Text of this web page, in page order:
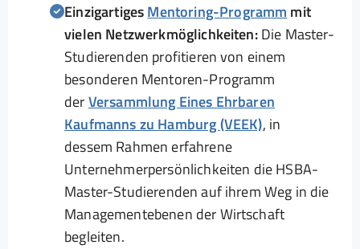
EinzigartigesMentoring-Programm mit
vielen Netzwerkmöglichkeiten:Die Master-
Studierenden profitieren von einem
besonderen Mentoren-Programm
derVersammlung Eines Ehrbaren
Kaufmanns zu Hamburg (VEEK), in
dessem Rahmen erfahrene
Unternehmerpersönlichkeiten die HSBA-
Master-Studierenden auf ihrem Weg in die
Managementebenen der Wirtschaft
begleiten.